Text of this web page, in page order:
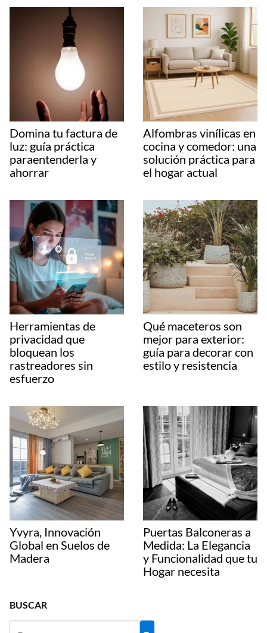
Domina tu factura de
luz: guía práctica
paraentenderla y
ahorrar
Alfombras vinílicas en
cocina y comedor: una
solución práctica para
el hogar actual
Herramientas de
privacidad que
bloquean los
rastreadores sin
esfuerzo
Qué maceteros son
mejor para exterior:
guía para decorar con
estilo y resistencia
Yvyra, Innovación
Global en Suelos de
Madera
Puertas Balconeras a
Medida: La Elegancia
y Funcionalidad que tu
Hogar necesita
BUSCAR